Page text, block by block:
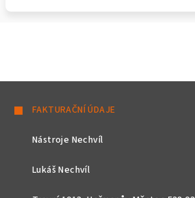
FAKTURAČNÍ ÚDAJE
Nástroje Nechvíl
Lukáš Nechvíl